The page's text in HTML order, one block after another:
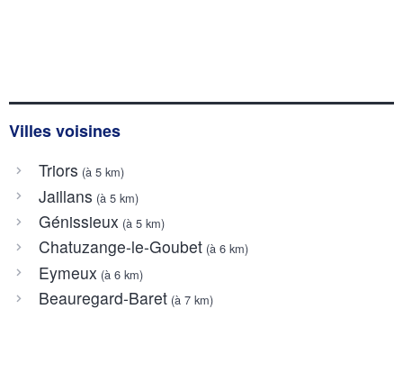
Villes voisines
Triors (à 5 km)
Jaillans (à 5 km)
Génissieux (à 5 km)
Chatuzange-le-Goubet(à 6 km)
Eymeux (à 6 km)
Beauregard-Baret(à 7 km)